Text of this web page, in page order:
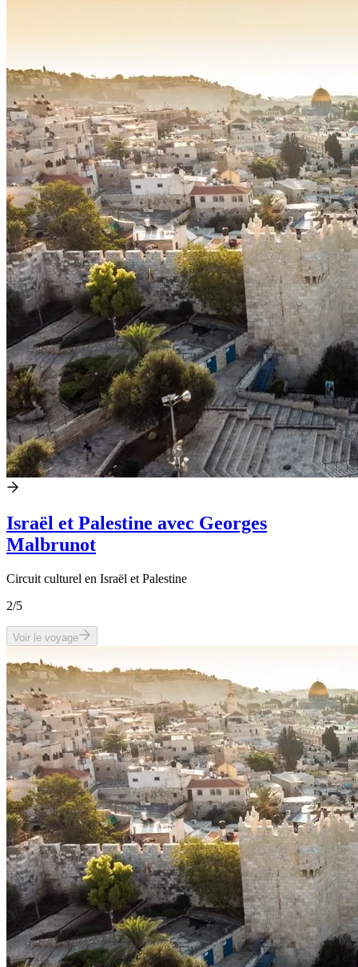
Israël et Palestine avec Georges
Malbrunot
Circuit culturel en Israël et Palestine
2/5
Voir le voyage